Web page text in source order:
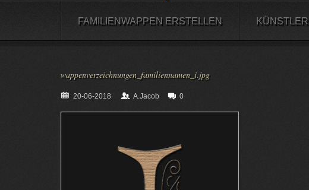
FAMILIENWAPPEN ERSTELLEN KÜNSTLER
wappenverzeichnungen_familiennamen_i.jpg
20-06-2018 A.Jacob 0